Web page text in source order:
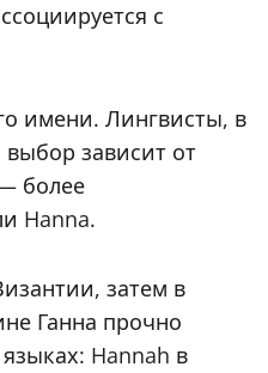
с
имени. Лингвисты, в
зависит от
более
Hanna.
затем в
Ганна прочно
Hannah в